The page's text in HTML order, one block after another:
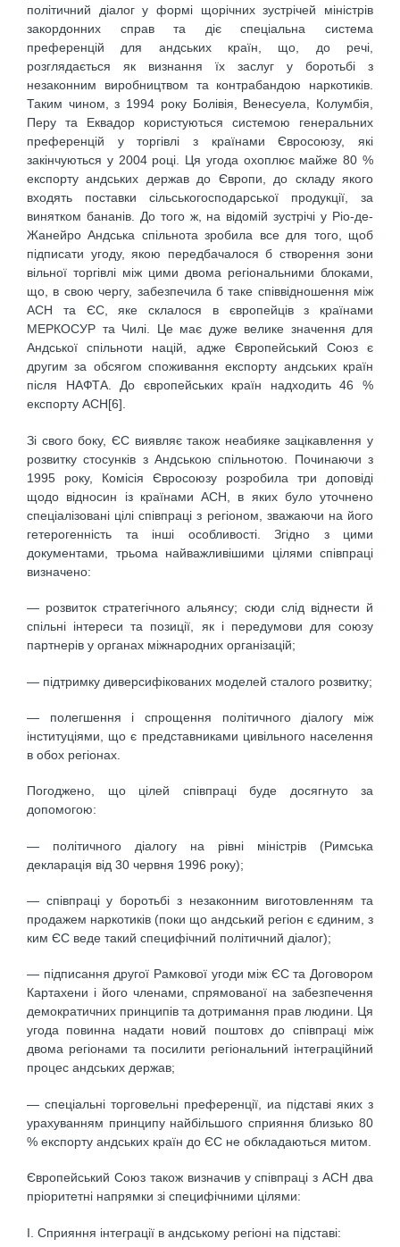
політичний діалог у формі щорічних зустрічей міністрів
закордонних справ та діє спеціальна система
преференцій для андських країн, що, до речі,
розглядається як визнання їх заслуг у боротьбі з
незаконним виробництвом та контрабандою наркотиків.
Таким чином, з 1994 року Болівія, Венесуела, Колумбія,
Перу та Еквадор користуються системою генеральних
преференцій у торгівлі з країнами Євросоюзу, які
закінчуються у 2004 році. Ця угода охоплює майже 80 %
експорту андських держав до Європи, до складу якого
входять поставки сільськогосподарської продукції, за
винятком бананів. До того ж, на відомій зустрічі у Ріо-де-
Жанейро Андська спільнота зробила все для того, щоб
підписати угоду, якою передбачалося б створення зони
вільної торгівлі між цими двома регіональними блоками,
що, в свою чергу, забезпечила б таке співвідношення між
АСН та ЄС, яке склалося в європейців з країнами
МЕРКОСУР та Чилі. Це має дуже велике значення для
Андської спільноти націй, адже Європейський Союз є
другим за обсягом споживання експорту андських країн
після НАФТА. До європейських країн надходить 46 %
експорту АСН[6].
Зі свого боку, ЄС виявляє також неабияке зацікавлення у
розвитку стосунків з Андською спільнотою. Починаючи з
1995 року, Комісія Євросоюзу розробила три доповіді
щодо відносин із країнами АСН, в яких було уточнено
спеціалізовані цілі співпраці з регіоном, зважаючи на його
гетерогенність та інші особливості. Згідно з цими
документами, трьома найважливішими цілями співпраці
визначено:
— розвиток стратегічного альянсу; сюди слід віднести й
спільні інтереси та позиції, як і передумови для союзу
партнерів у органах міжнародних організацій;
— підтримку диверсифікованих моделей сталого розвитку;
— полегшення і спрощення політичного діалогу між
інституціями, що є представниками цивільного населення
в обох регіонах.
Погоджено, що цілей співпраці буде досягнуто за
допомогою:
— політичного діалогу на рівні міністрів (Римська
декларація від 30 червня 1996 року);
— співпраці у боротьбі з незаконним виготовленням та
продажем наркотиків (поки що андський регіон є єдиним, з
ким ЄС веде такий специфічний політичний діалог);
— підписання другої Рамкової угоди між ЄС та Договором
Картахени і його членами, спрямованої на забезпечення
демократичних принципів та дотримання прав людини. Ця
угода повинна надати новий поштовх до співпраці між
двома регіонами та посилити регіональний інтеграційний
процес андських держав;
— спеціальні торговельні преференції, иа підставі яких з
урахуванням принципу найбільшого сприяння близько 80
% експорту андських країн до ЄС не обкладаються митом.
Європейський Союз також визначив у співпраці з АСН два
пріоритетні напрямки зі специфічними цілями:
І. Сприяння інтеграції в андському регіоні на підставі: